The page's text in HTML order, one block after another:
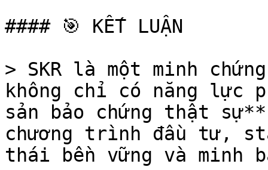
#### 🎯 KẾT LUẬN
> SKR là một minh
không chỉ có năng lực
sản bảo chứng thật
chương trình đầu tư,
thái bền vững và minh